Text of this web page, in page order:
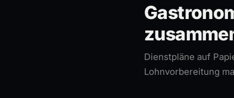
Dienstpläne auf
Lohnvorbereitung